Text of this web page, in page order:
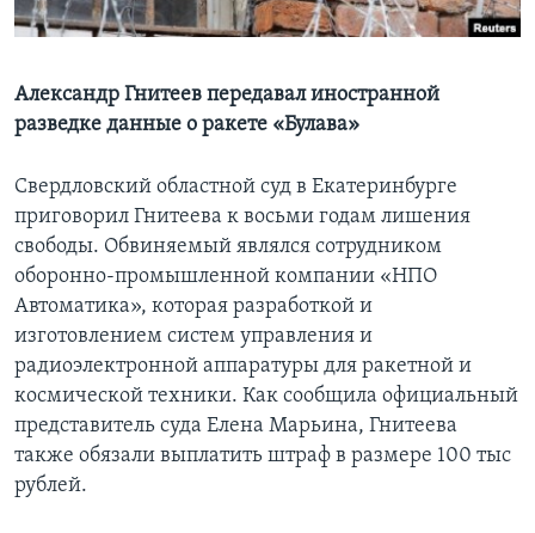
Learning English
СОЦИАЛЬНЫЕ СЕТИ
Языки
Александр Гнитеев передавал иностранной
разведке данные о ракете «Булава»
Свердловский областной суд в Екатеринбурге
приговорил Гнитеева к восьми годам лишения
свободы. Обвиняемый являлся сотрудником
оборонно-промышленной компании «НПО
Автоматика», которая разработкой и
изготовлением систем управления и
радиоэлектронной аппаратуры для ракетной и
космической техники. Как сообщила официальный
представитель суда Елена Марьина, Гнитеева
также обязали выплатить штраф в размере 100 тыс
рублей.